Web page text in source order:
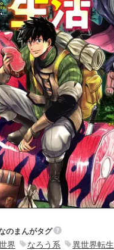
のまんがタグ
界 なろう系 異世界転生